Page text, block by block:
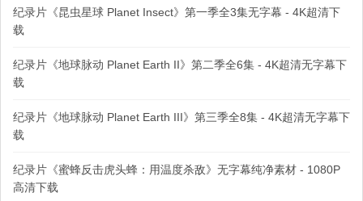
纪录片《昆虫星球 Planet Insect》第一季全3集无字幕 - 4K超清下
载
纪录片《地球脉动 Planet Earth II》第二季全6集 - 4K超清无字幕下
载
纪录片《地球脉动 Planet Earth III》第三季全8集 - 4K超清无字幕下
载
纪录片《蜜蜂反击虎头蜂：用温度杀敌》无字幕纯净素材 - 1080P
高清下载